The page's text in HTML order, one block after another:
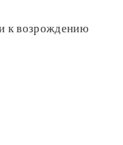
к возрождению